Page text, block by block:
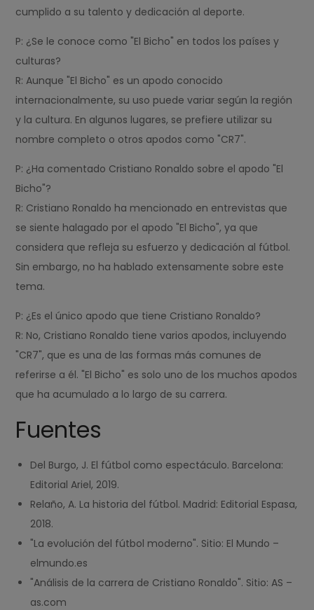
cumplido a su talento y dedicación al deporte.
P: ¿Se le conoce como "El Bicho" en todos los países y
culturas?
R: Aunque "El Bicho" es un apodo conocido
internacionalmente, su uso puede variar según la región
y la cultura. En algunos lugares, se prefiere utilizar su
nombre completo o otros apodos como "CR7".
P: ¿Ha comentado Cristiano Ronaldo sobre el apodo "El
Bicho"?
R: Cristiano Ronaldo ha mencionado en entrevistas que
se siente halagado por el apodo "El Bicho", ya que
considera que refleja su esfuerzo y dedicación al fútbol.
Sin embargo, no ha hablado extensamente sobre este
tema.
P: ¿Es el único apodo que tiene Cristiano Ronaldo?
R: No, Cristiano Ronaldo tiene varios apodos, incluyendo
"CR7", que es una de las formas más comunes de
referirse a él. "El Bicho" es solo uno de los muchos apodos
que ha acumulado a lo largo de su carrera.
Fuentes
Del Burgo, J. El fútbol como espectáculo. Barcelona:
Editorial Ariel, 2019.
Relaño, A. La historia del fútbol. Madrid: Editorial Espasa,
2018.
"La evolución del fútbol moderno". Sitio: El Mundo –
elmundo.es
"Análisis de la carrera de Cristiano Ronaldo". Sitio: AS –
as.com